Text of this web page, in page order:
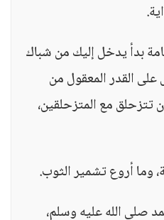
بدأ يدخل إليك من شباك
على القدر المعقول من
تتزحلق مع المتزحلقين،
وما أروع تشمير الثوب.
صلى الله عليه وسلم،